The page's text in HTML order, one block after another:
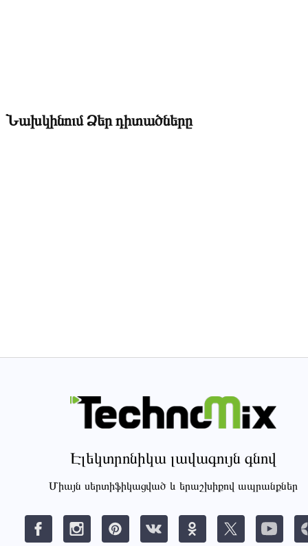
Նախկինում Ձեր դիտածները
Էլեկտրոնիկա լավագույն գնով
Միայն սերտիֆիկացված և երաշխիքով ապրանքներ